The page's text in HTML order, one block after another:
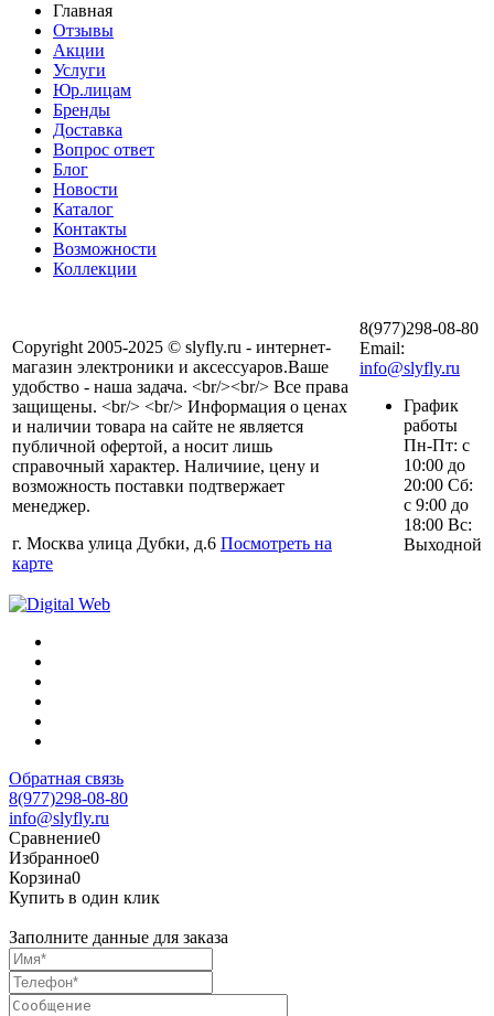
Главная
Отзывы
Акции
Услуги
Юр.лицам
Бренды
Доставка
Вопрос ответ
Блог
Новости
Каталог
Контакты
Возможности
Коллекции
Copyright 2005-2025 © slyfly.ru - интернет-
магазин электроники и аксессуаров.Ваше
удобство - наша задача. <br/><br/> Все права
защищены. <br/> <br/> Информация о ценах
и наличии товара на сайте не является
публичной офертой, а носит лишь
справочный характер. Наличиие, цену и
возможность поставки подтвержает
менеджер.
г. Москва улица Дубки, д.6 Посмотреть на
карте
8(977)298-08-80
Email:
info@slyfly.ru
График
работы
Пн-Пт: с
10:00 до
20:00 Сб:
с 9:00 до
18:00 Вс:
Выходной
Обратная связь
8(977)298-08-80
info@slyfly.ru
Сравнение0
Избранное0
Корзина0
Купить в один клик
Заполните данные для заказа